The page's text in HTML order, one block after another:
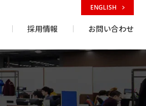
採用情報 お問い合わせ
ENGLISH